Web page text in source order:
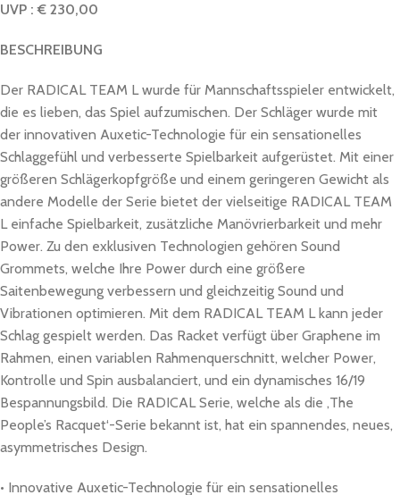
UVP : € 230,00
BESCHREIBUNG
Der RADICAL TEAM L wurde für Mannschaftsspieler entwickelt,
die es lieben, das Spiel aufzumischen. Der Schläger wurde mit
der innovativen Auxetic-Technologie für ein sensationelles
Schlaggefühl und verbesserte Spielbarkeit aufgerüstet. Mit einer
größeren Schlägerkopfgröße und einem geringeren Gewicht als
andere Modelle der Serie bietet der vielseitige RADICAL TEAM
L einfache Spielbarkeit, zusätzliche Manövrierbarkeit und mehr
Power. Zu den exklusiven Technologien gehören Sound
Grommets, welche Ihre Power durch eine größere
Saitenbewegung verbessern und gleichzeitig Sound und
Vibrationen optimieren. Mit dem RADICAL TEAM L kann jeder
Schlag gespielt werden. Das Racket verfügt über Graphene im
Rahmen, einen variablen Rahmenquerschnitt, welcher Power,
Kontrolle und Spin ausbalanciert, und ein dynamisches 16/19
Bespannungsbild. Die RADICAL Serie, welche als die ,The
People’s Racquet‘-Serie bekannt ist, hat ein spannendes, neues,
asymmetrisches Design.
• Innovative Auxetic-Technologie für ein sensationelles